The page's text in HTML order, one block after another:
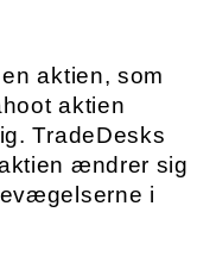
aktien, som
aktien
TradeDesks
ændrer sig
i